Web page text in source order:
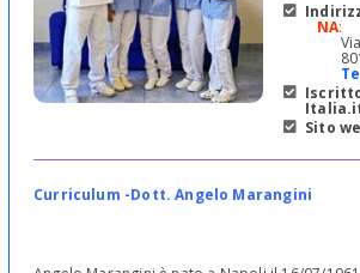
NA:
Sito
Curriculum -Dott. Angelo Marangini